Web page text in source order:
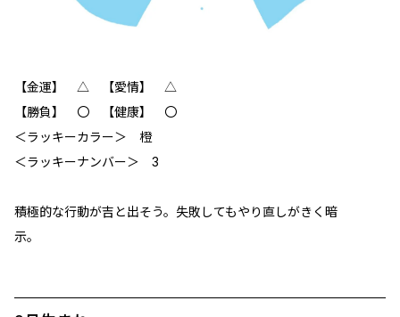
【金運】 △ 【愛情】 △
【勝負】 〇 【健康】 〇
＜ラッキーカラー＞ 橙
＜ラッキーナンバー＞ 3
積極的な行動が吉と出そう。失敗してもやり直しがきく暗
示。